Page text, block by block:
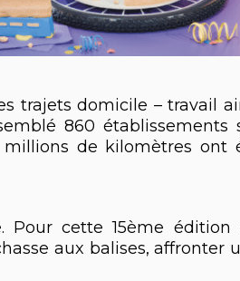
trajets domicile – travail
860 établissements
millions de kilomètres ont
Pour cette 15ème édition
aux balises, affronter